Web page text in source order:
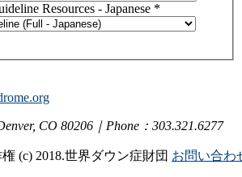
Resources - Japanese *
CO 80206｜Phone：303.321.6277
(c) 2018.世界ダウン症財団 お問い合わ